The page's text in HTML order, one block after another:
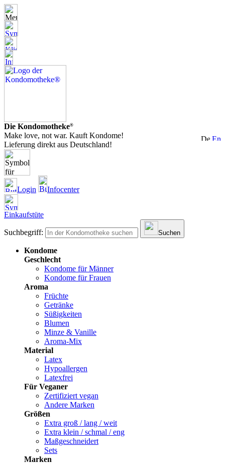
Die Kondomotheke®
Make love, not war. Kauft Kondome!
Lieferung direkt aus Deutschland!
Login Infocenter
Einkaufstüte
Suchbegriff: Suchen
Kondome
Geschlecht
Kondome für Männer
Kondome für Frauen
Aroma
Früchte
Getränke
Süßigkeiten
Blumen
Minze & Vanille
Aroma-Mix
Material
Latex
Hypoallergen
Latexfrei
Für Veganer
Zertifiziert vegan
Andere Marken
Größen
Extra groß / lang / weit
Extra klein / schmal / eng
Maßgeschneidert
Sets
Marken